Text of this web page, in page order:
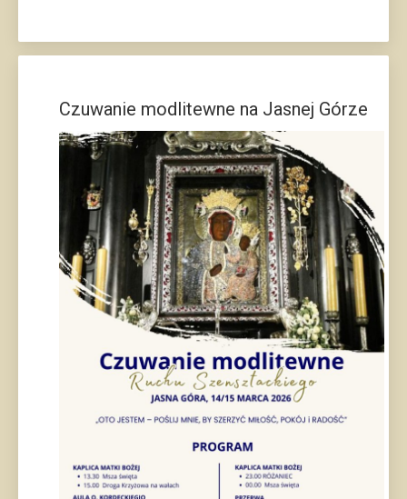
Czuwanie modlitewne na Jasnej Górze